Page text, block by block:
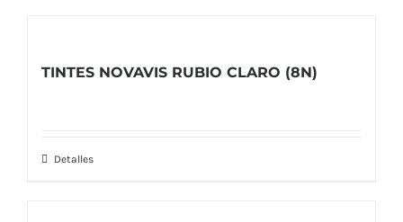
TINTES NOVAVIS RUBIO CLARO (8N)
Detalles